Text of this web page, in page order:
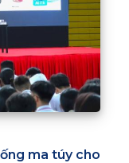
ma túy cho